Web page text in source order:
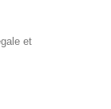
et